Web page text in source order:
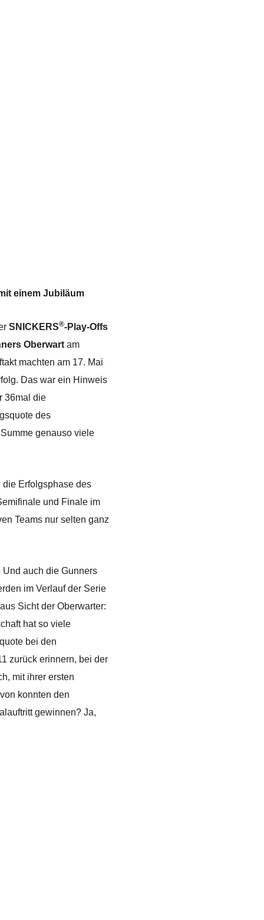
einem Jubiläum
SNICKERS®-Play-Offs
Oberwart am
machten am 17. Mai
Das war ein Hinweis
36mal die
des
genauso viele
die Erfolgsphase des
und Finale im
Teams nur selten ganz
auch die Gunners
im Verlauf der Serie
Sicht der Oberwarter:
hat so viele
bei den
zurück erinnern, bei der
mit ihrer ersten
konnten den
gewinnen? Ja,